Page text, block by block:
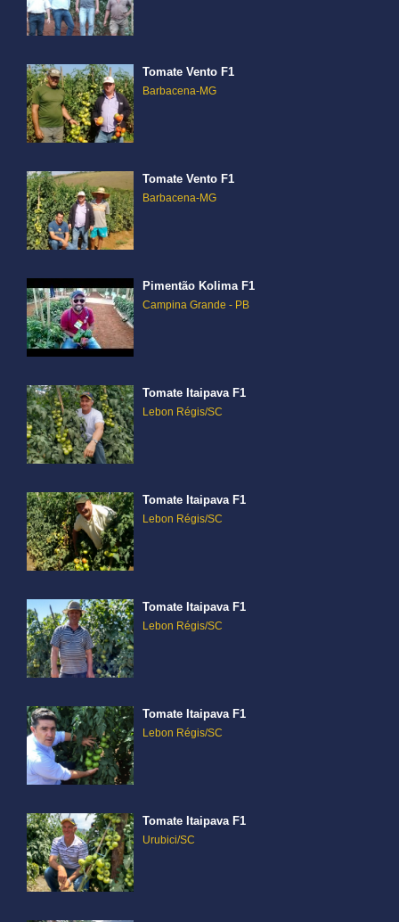
Tomate Vento F1
Barbacena-MG
Tomate Vento F1
Barbacena-MG
Pimentão Kolima F1
Campina Grande - PB
Tomate Itaipava F1
Lebon Régis/SC
Tomate Itaipava F1
Lebon Régis/SC
Tomate Itaipava F1
Lebon Régis/SC
Tomate Itaipava F1
Lebon Régis/SC
Tomate Itaipava F1
Urubici/SC